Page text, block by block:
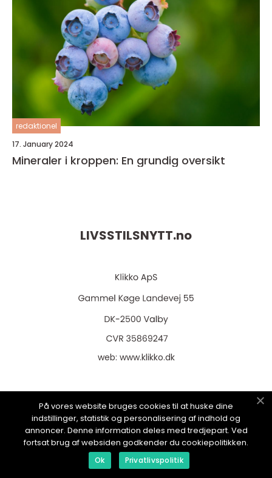
redaktionel
17. January 2024
Mineraler i kroppen: En grundig oversikt
LIVSSTILSNYTT.no
web: www.klikko.dk
Menu
Reklame
På vores website bruges cookies til at huske dine
indstillinger, statistik og personalisering af indhold og
annoncer. Denne information deles med tredjepart. Ved
fortsat brug af websiden godkender du cookiepolitikken.
Ok Privatlivspolitik